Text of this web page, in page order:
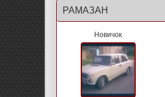
РАМАЗАН
Новичок